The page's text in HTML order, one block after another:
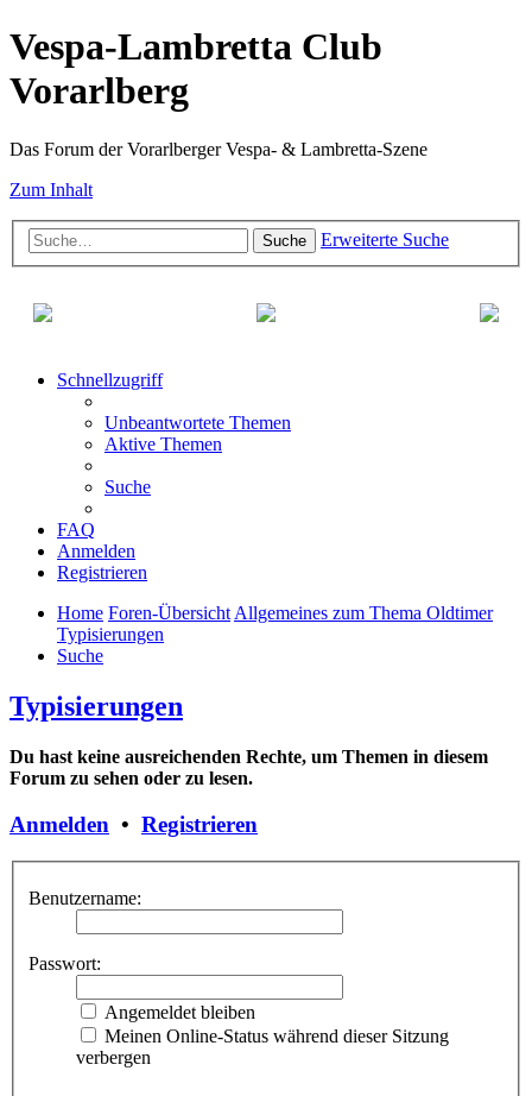
Vespa-Lambretta Club
Vorarlberg
Das Forum der Vorarlberger Vespa- & Lambretta-Szene
Zum Inhalt
Suche Erweiterte Suche
Schnellzugriff
Unbeantwortete Themen
Aktive Themen
Suche
FAQ
Anmelden
Registrieren
Home Foren-ÜbersichtAllgemeines zum Thema Oldtimer
Typisierungen
Suche
Typisierungen
Du hast keine ausreichenden Rechte, um Themen in diesem
Forum zu sehen oder zu lesen.
Anmelden • Registrieren
Benutzername:
Passwort:
Angemeldet bleiben
Meinen Online-Status während dieser Sitzung
verbergen